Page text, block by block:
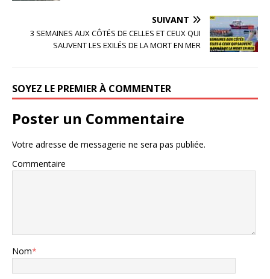
SUIVANT
3 SEMAINES AUX CÔTÉS DE CELLES ET CEUX QUI
SAUVENT LES EXILÉS DE LA MORT EN MER
SOYEZ LE PREMIER À COMMENTER
Poster un Commentaire
Votre adresse de messagerie ne sera pas publiée.
Commentaire
Nom*